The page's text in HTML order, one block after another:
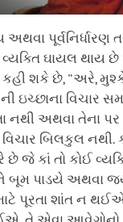
અથવા પૂર્વનિર્ધારણ
ઘાયલ થાય છે
કહી શકે છે, "અરે,
ઇચ્છાના વિચાર
અથવા તેના પર
વિચાર બિલકુલ નથી.
જે કાં તો કોઈ
બૂમ પાડયે અથવા
પૂરતા શાંત ન થઈએ